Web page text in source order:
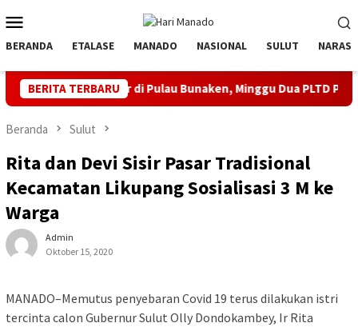
ke
kontenMobile
BERANDA ETALASE MANADO NASIONAL SULUT NARASI
BERITA TERBARU
Bergilir di Pulau Bunaken, Minggu Dua PLTD Pulih Total
Beranda Sulut
Rita dan Devi Sisir Pasar Tradisional
Kecamatan Likupang Sosialisasi 3 M ke
Warga
Admin
Oktober 15, 2020
MANADO–Memutus penyebaran Covid 19 terus dilakukan istri
tercinta calon Gubernur Sulut Olly Dondokambey, Ir Rita